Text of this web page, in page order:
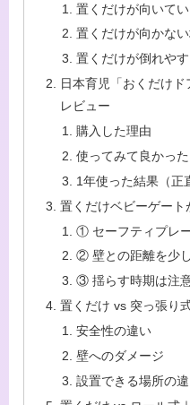
置くだけが向いて
置くだけが向かな
置くだけが倒れや
日本育児「おくだけ
レビュー
購入した理由
使ってみて良かっ
1年使った結果（正
置くだけベビーゲー
① セーフティプレ
② 壁との距離を少
③ 揺らす時期は注
置くだけ vs 突っ張り
安全性の違い
壁へのダメージ
設置できる場所の